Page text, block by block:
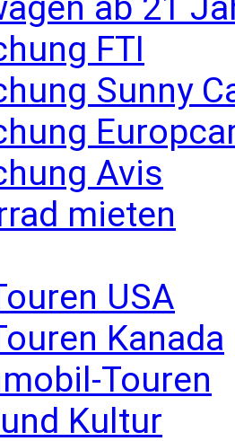
FTI
Sunny
Avis
mieten
USA
Kanada
Touren
Kultur